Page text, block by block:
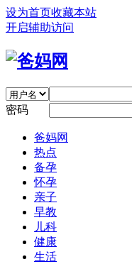
设为首页收藏本站
开启辅助访问
密码
爸妈网
热点
备孕
怀孕
亲子
早教
儿科
健康
生活